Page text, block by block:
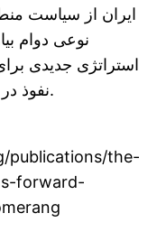
ایران از سیاست
نوعی دوام
استراتژی جدیدی
نفوذ در سراسر خاورمیانه در حال تغییر باشد.
publications/the-
forward-